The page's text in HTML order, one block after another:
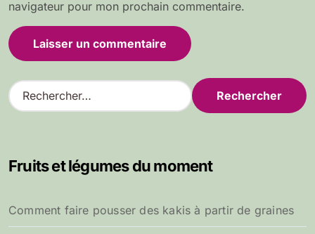
navigateur pour mon prochain commentaire.
R
e
r
e
r
Fruits et légumes du moment
Comment faire pousser des kakis à partir de graines